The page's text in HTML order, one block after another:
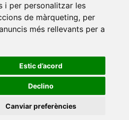
i per personalitzar les
de màrqueting, per
més rellevants per a
Estic d’acord
Declino
Canviar preferències